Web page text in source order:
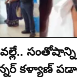
సంతోషాన్ని
కళ్యాణ్